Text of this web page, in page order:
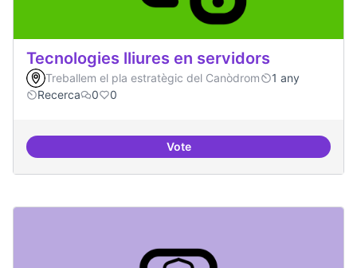
Tecnologies lliures en servidors
Treballem el pla estratègic del Canòdrom
1 any
Recerca
0 0
VoteTecnologies lliures en servidors